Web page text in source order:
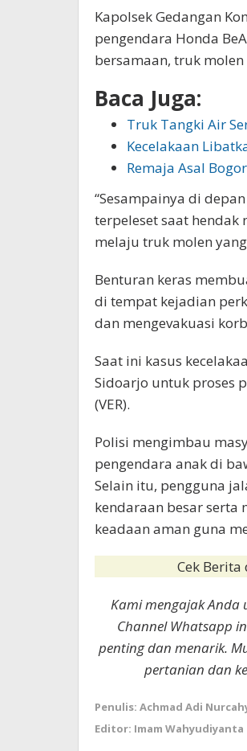
Kapolsek Gedangan
pengendara Honda
bersamaan, truk
Baca Juga:
Truk Tangki Air
Kecelakaan
Remaja Asal
“Sesampainya di
terpeleset saat
melaju truk molen
Benturan keras
di tempat kejadian
dan mengevakuasi
Saat ini kasus
Sidoarjo untuk proses
(VER).
Polisi mengimbau
pengendara anak di
Selain itu, pengguna
kendaraan besar
keadaan aman guna
Cek
Kami mengajak
Channel Whatsapp
penting dan menarik.
pertanian dan
Penulis: Achmad Adi
Editor: Imam Wahyudiyanta